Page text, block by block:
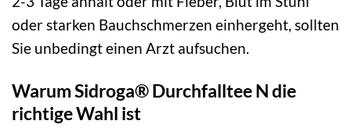
oder starken Bauchschmerzen einhergeht, sollten
Sie unbedingt einen Arzt aufsuchen.
Warum Sidroga® Durchfalltee N die
richtige Wahl ist